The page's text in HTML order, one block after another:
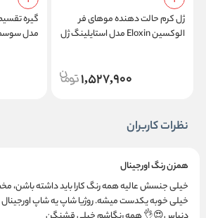
ژل کرم حالت دهنده موهای فر
الوکسین Eloxin مدل استایلینگ ژل
1,527,900
گیره
نظرات کاربران
همزن رنگ اورجینال
خیلی جنسش عالیه همه رنگ کارا باید داشته باشن،
خیلی خوبه یکدست میشه. روژیا شاپ یه شاپ